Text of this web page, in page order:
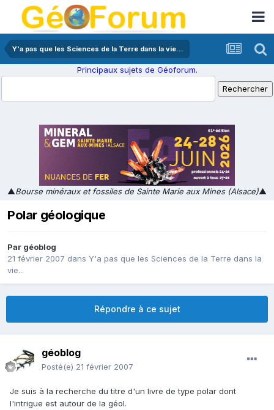
Y'a pas que les Sciences de la Terre dans la vie...
Principaux sujets de Géoforum.
▲Bourse minéraux et fossiles de Sainte Marie aux Mines (Alsace)▲
Polar géologique
Par géoblog
21 février 2007 dans Y'a pas que les Sciences de la Terre dans la
vie...
Répondre à ce sujet
géoblog
Posté(e) 21 février 2007
Je suis à la recherche du titre d'un livre de type polar dont
l'intrigue est autour de la géol.